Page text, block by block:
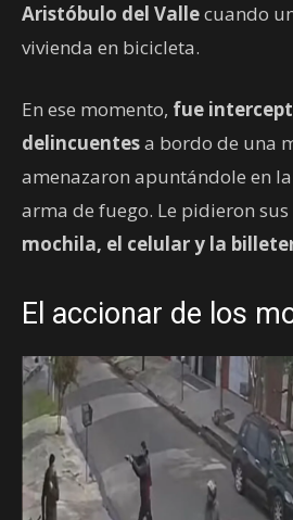
Aristóbulo del Vallecuando
vivienda en bicicleta.
En ese momento, fue
delincuentesa bordo de una
amenazaron apuntándole en
arma de fuego. Le pidieron
mochila, el celular y la
El accionar de los